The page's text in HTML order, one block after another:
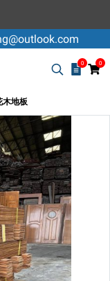
0 0
木地板